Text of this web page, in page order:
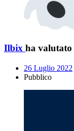
Ilbix ha valutato
26 Luglio 2022
Pubblico